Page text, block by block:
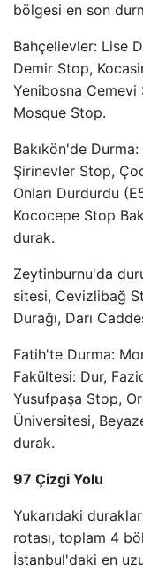
bölgesi en son
Bahçelievler: Lise
Demir Stop,
Yenibosna
Mosque Stop.
Bakıkön'de
Şirinevler Stop,
Onları Durdurdu
Kococepe Stop
durak.
Zeytinburnu'da
sitesi, Cevizlibağ
Durağı, Darı
Fatih'te Durma:
Fakültesi: Dur,
Yusufpaşa Stop,
Üniversitesi,
durak.
97 Çizgi Yolu
Yukarıdaki
rotası, toplam 4
İstanbul'daki en